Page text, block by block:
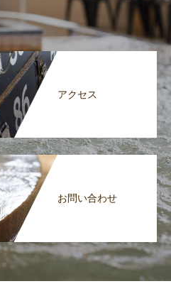
アクセス
お問い合わせ